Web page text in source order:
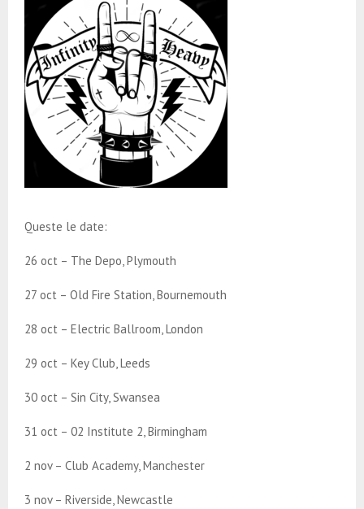
Queste le date:
26 oct – The Depo, Plymouth
27 oct – Old Fire Station, Bournemouth
28 oct – Electric Ballroom, London
29 oct – Key Club, Leeds
30 oct – Sin City, Swansea
31 oct – 02 Institute 2, Birmingham
2 nov – Club Academy, Manchester
3 nov – Riverside, Newcastle